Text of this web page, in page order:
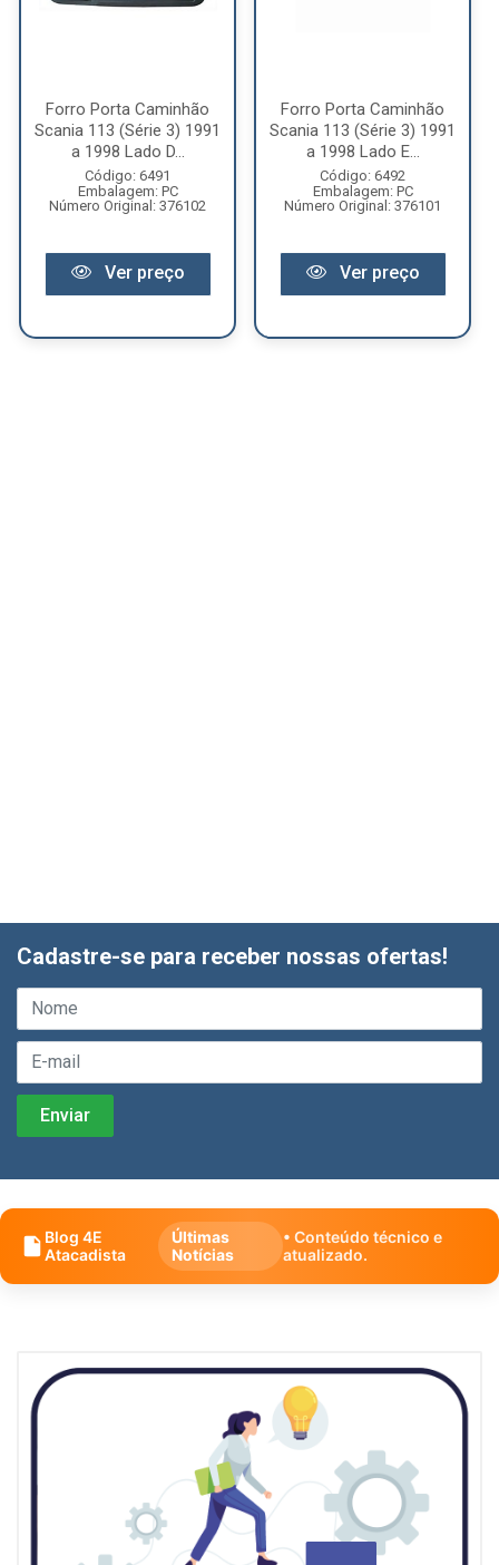
Forro Porta Caminhão
Scania 113 (Série 3) 1991
a 1998 Lado D...
Código: 6491
Embalagem: PC
Número Original: 376102
Ver preço
Forro Porta Caminhão
Scania 113 (Série 3) 1991
a 1998 Lado E...
Código: 6492
Embalagem: PC
Número Original: 376101
Ver preço
Cadastre-se para receber nossas ofertas!
Blog 4E
Atacadista
Últimas
Notícias
• Conteúdo técnico e
atualizado.